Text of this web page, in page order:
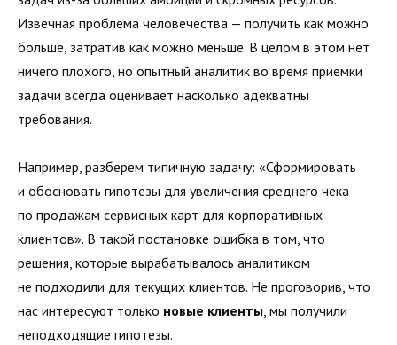
Извечная проблема человечества — получить как можно
больше, затратив как можно меньше. В целом в этом нет
ничего плохого, но опытный аналитик во время приемки
задачи всегда оценивает насколько адекватны
требования.
Например, разберем типичную задачу: «Сформировать
и обосновать гипотезы для увеличения среднего чека
по продажам сервисных карт для корпоративных
клиентов». В такой постановке ошибка в том, что
решения, которые вырабатывалось аналитиком
не подходили для текущих клиентов. Не проговорив, что
нас интересуют только новые клиенты, мы получили
неподходящие гипотезы.